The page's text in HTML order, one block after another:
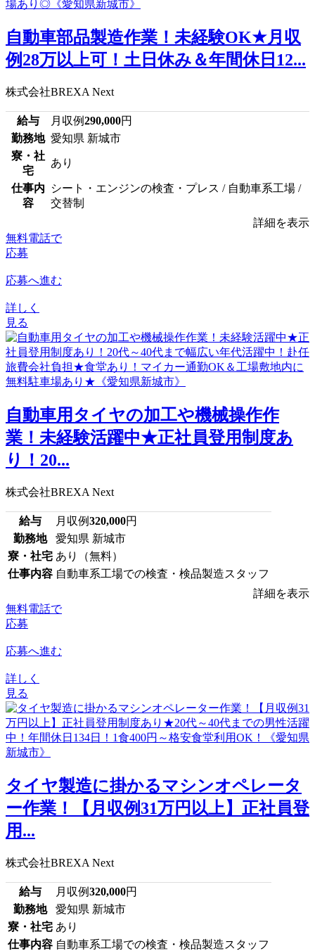
自動車部品製造作業！未経験OK★月収
例28万以上可！土日休み＆年間休日12...
株式会社BREXA Next
給与 月収例290,000円
勤務地 愛知県 新城市
寮・社
宅
あり
仕事内
容
シート・エンジンの検査・プレス / 自動車系工場 /
交替制
詳細を表示
無料電話で
応募
応募へ進む
詳しく
見る
自動車用タイヤの加工や機械操作作
業！未経験活躍中★正社員登用制度あ
り！20...
株式会社BREXA Next
給与 月収例320,000円
勤務地
愛知県 新城市
寮・社宅 あり（無料）
仕事内容 自動車系工場での検査・検品製造スタッフ
詳細を表示
無料電話で
応募
応募へ進む
詳しく
見る
タイヤ製造に掛かるマシンオペレータ
ー作業！【月収例31万円以上】正社員登
用...
株式会社BREXA Next
給与 月収例320,000円
勤務地
愛知県 新城市
寮・社宅 あり
仕事内容 自動車系工場での検査・検品製造スタッフ